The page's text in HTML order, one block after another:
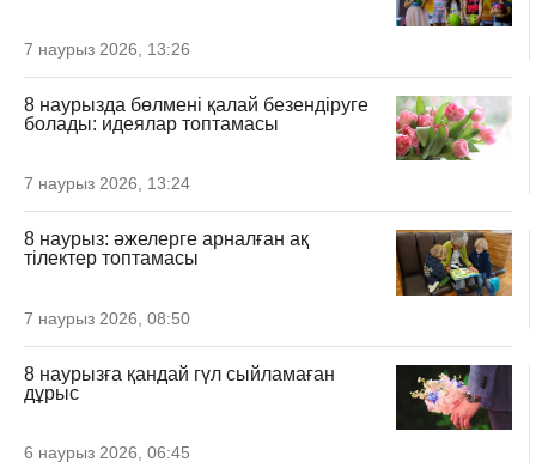
7 наурыз 2026, 13:26
8 наурызда бөлмені қалай безендіруге
болады: идеялар топтамасы
7 наурыз 2026, 13:24
8 наурыз: әжелерге арналған ақ
тілектер топтамасы
7 наурыз 2026, 08:50
8 наурызға қандай гүл сыйламаған
дұрыс
6 наурыз 2026, 06:45